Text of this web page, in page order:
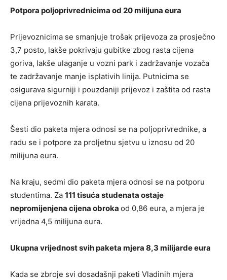
Potpora poljoprivrednicima od 20 milijuna eura
Prijevoznicima se smanjuje trošak prijevoza za prosječno
3,7 posto, lakše pokrivaju gubitke zbog rasta cijena
goriva, lakše ulaganje u vozni park i zadržavanje vozača
te zadržavanje manje isplativih linija. Putnicima se
osigurava sigurniji i pouzdaniji prijevoz i zaštita od rasta
cijena prijevoznih karata.
Šesti dio paketa mjera odnosi se na poljoprivrednike, a
radu se i potpore za proljetnu sjetvu u iznosu od 20
milijuna eura.
Na kraju, sedmi dio paketa mjera odnosi se na potporu
studentima. Za 111 tisuća studenata ostaje
nepromijenjena cijena obroka od 0,86 eura, a mjera je
vrijedna 4,5 milijuna eura.
Ukupna vrijednost svih paketa mjera 8,3 milijarde eura
Kada se zbroje svi dosadašnji paketi Vladinih mjera